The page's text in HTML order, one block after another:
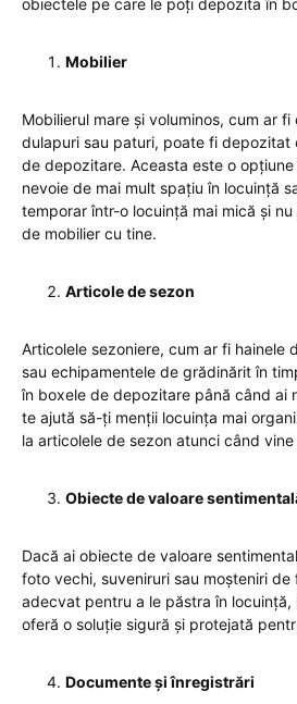
obiectele pe care le poți depozita în
Mobilier
Mobilierul mare și voluminos, cum ar fi
dulapuri sau paturi, poate fi depozitat
de depozitare. Aceasta este o
nevoie de mai mult spațiu în locuință
temporar într-o locuință mai mică și
de mobilier cu tine.
Articole de sezon
Articolele sezoniere, cum ar fi hainele
sau echipamentele de grădinărit în
în boxele de depozitare până când ai
te ajută să-ți menții locuința mai
la articolele de sezon atunci când
Obiecte de valoare
Dacă ai obiecte de valoare
foto vechi, suveniruri sau moșteniri de
adecvat pentru a le păstra în
oferă o soluție sigură și protejată
Documente și înregistrări